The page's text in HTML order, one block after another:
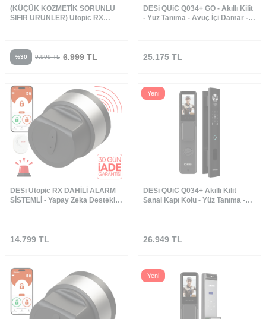
(KÜÇÜK KOZMETİK SORUNLU
SIFIR ÜRÜNLER) Utopic RX
%30 9.999TL 6.999 TL
DESi QUiC Q034+ GO - Akıllı Kilit
- Yüz Tanıma - Avuç İçi Damar -
25.175 TL
DESi Utopic RX DAHİLİ ALARM
SİSTEMLİ - Yapay Zeka Destekli
14.799 TL
Yeni
DESi QUiC Q034+ Akıllı Kilit
Sanal Kapı Kolu - Yüz Tanıma -
26.949 TL
Yeni